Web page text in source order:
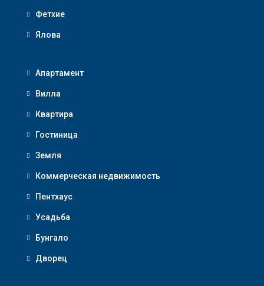
Фетхие
Ялова
Апартамент
Вилла
Квартира
Гостиница
Земля
Коммерческая недвижимость
Пентхаус
Усадьба
Бунгало
Дворец